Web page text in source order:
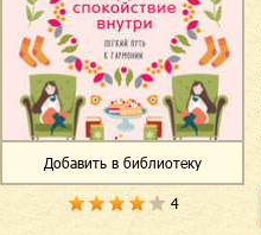
Добавить в библиотеку
4